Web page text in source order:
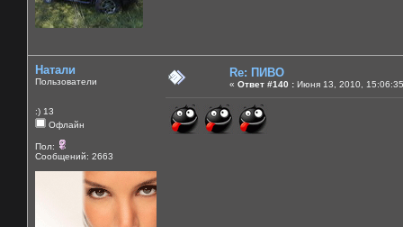
Натали
Пользователи
:) 13
Офлайн
Пол:
Сообщений: 2663
Re: ПИВО
« Ответ #140 : Июня 13, 2010,